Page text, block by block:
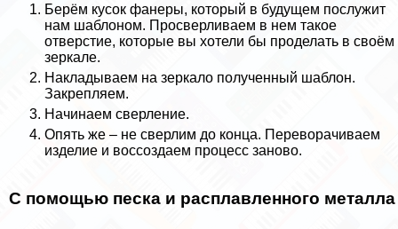
Берём кусок фанеры, который в будущем послужит
нам шаблоном. Просверливаем в нем такое
отверстие, которые вы хотели бы проделать в своём
зеркале.
Накладываем на зеркало полученный шаблон.
Закрепляем.
Начинаем сверление.
Опять же – не сверлим до конца. Переворачиваем
изделие и воссоздаем процесс заново.
С помощью песка и расплавленного металла